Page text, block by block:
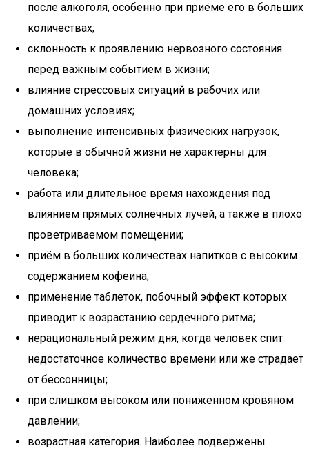
после алкоголя, особенно при приёме его в больших
количествах;
склонность к проявлению нервозного состояния
перед важным событием в жизни;
влияние стрессовых ситуаций в рабочих или
домашних условиях;
выполнение интенсивных физических нагрузок,
которые в обычной жизни не характерны для
человека;
работа или длительное время нахождения под
влиянием прямых солнечных лучей, а также в плохо
проветриваемом помещении;
приём в больших количествах напитков с высоким
содержанием кофеина;
применение таблеток, побочный эффект которых
приводит к возрастанию сердечного ритма;
нерациональный режим дня, когда человек спит
недостаточное количество времени или же страдает
от бессонницы;
при слишком высоком или пониженном кровяном
давлении;
возрастная категория. Наиболее подвержены